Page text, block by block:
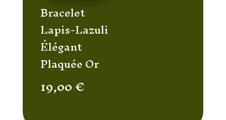
Bracelet
Lapis-Lazuli
Élégant
Plaquée Or
19,00€